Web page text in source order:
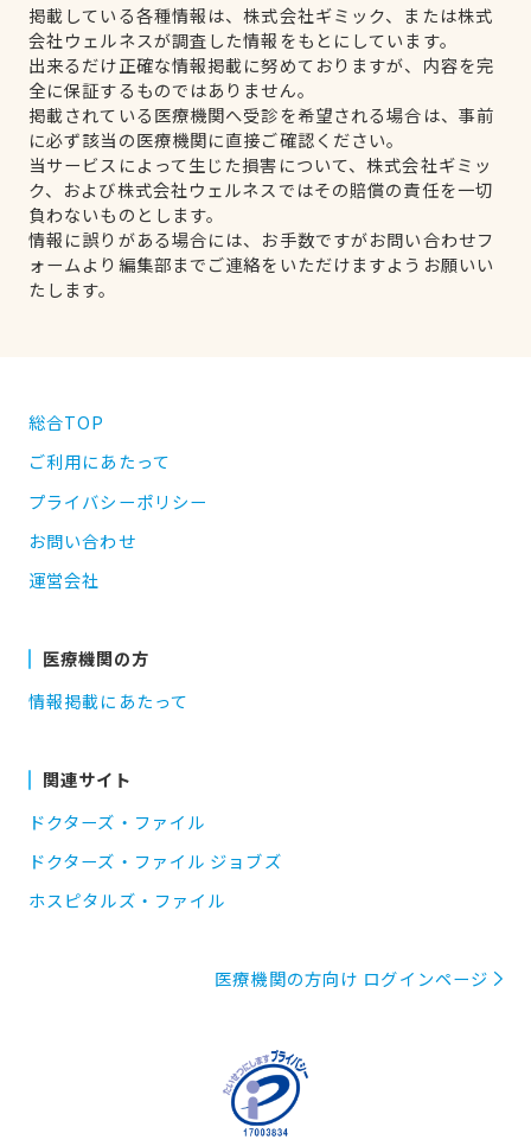
掲載している各種情報は、株式会社ギミック、または株式
会社ウェルネスが調査した情報をもとにしています。
出来るだけ正確な情報掲載に努めておりますが、内容を完
全に保証するものではありません。
掲載されている医療機関へ受診を希望される場合は、事前
に必ず該当の医療機関に直接ご確認ください。
当サービスによって生じた損害について、株式会社ギミッ
ク、および株式会社ウェルネスではその賠償の責任を一切
負わないものとします。
情報に誤りがある場合には、お手数ですがお問い合わせフ
ォームより編集部までご連絡をいただけますようお願いい
たします。
総合TOP
ご利用にあたって
プライバシーポリシー
お問い合わせ
運営会社
医療機関の方
情報掲載にあたって
関連サイト
ドクターズ・ファイル
ドクターズ・ファイル ジョブズ
ホスピタルズ・ファイル
医療機関の方向け ログインページ